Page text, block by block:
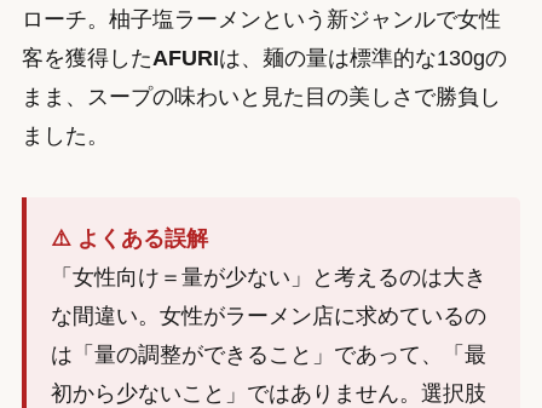
ローチ。柚子塩ラーメンという新ジャンルで女性
客を獲得したAFURIは、麺の量は標準的な130gの
まま、スープの味わいと見た目の美しさで勝負し
ました。
⚠️ よくある誤解
「女性向け＝量が少ない」と考えるのは大き
な間違い。女性がラーメン店に求めているの
は「量の調整ができること」であって、「最
初から少ないこと」ではありません。選択肢